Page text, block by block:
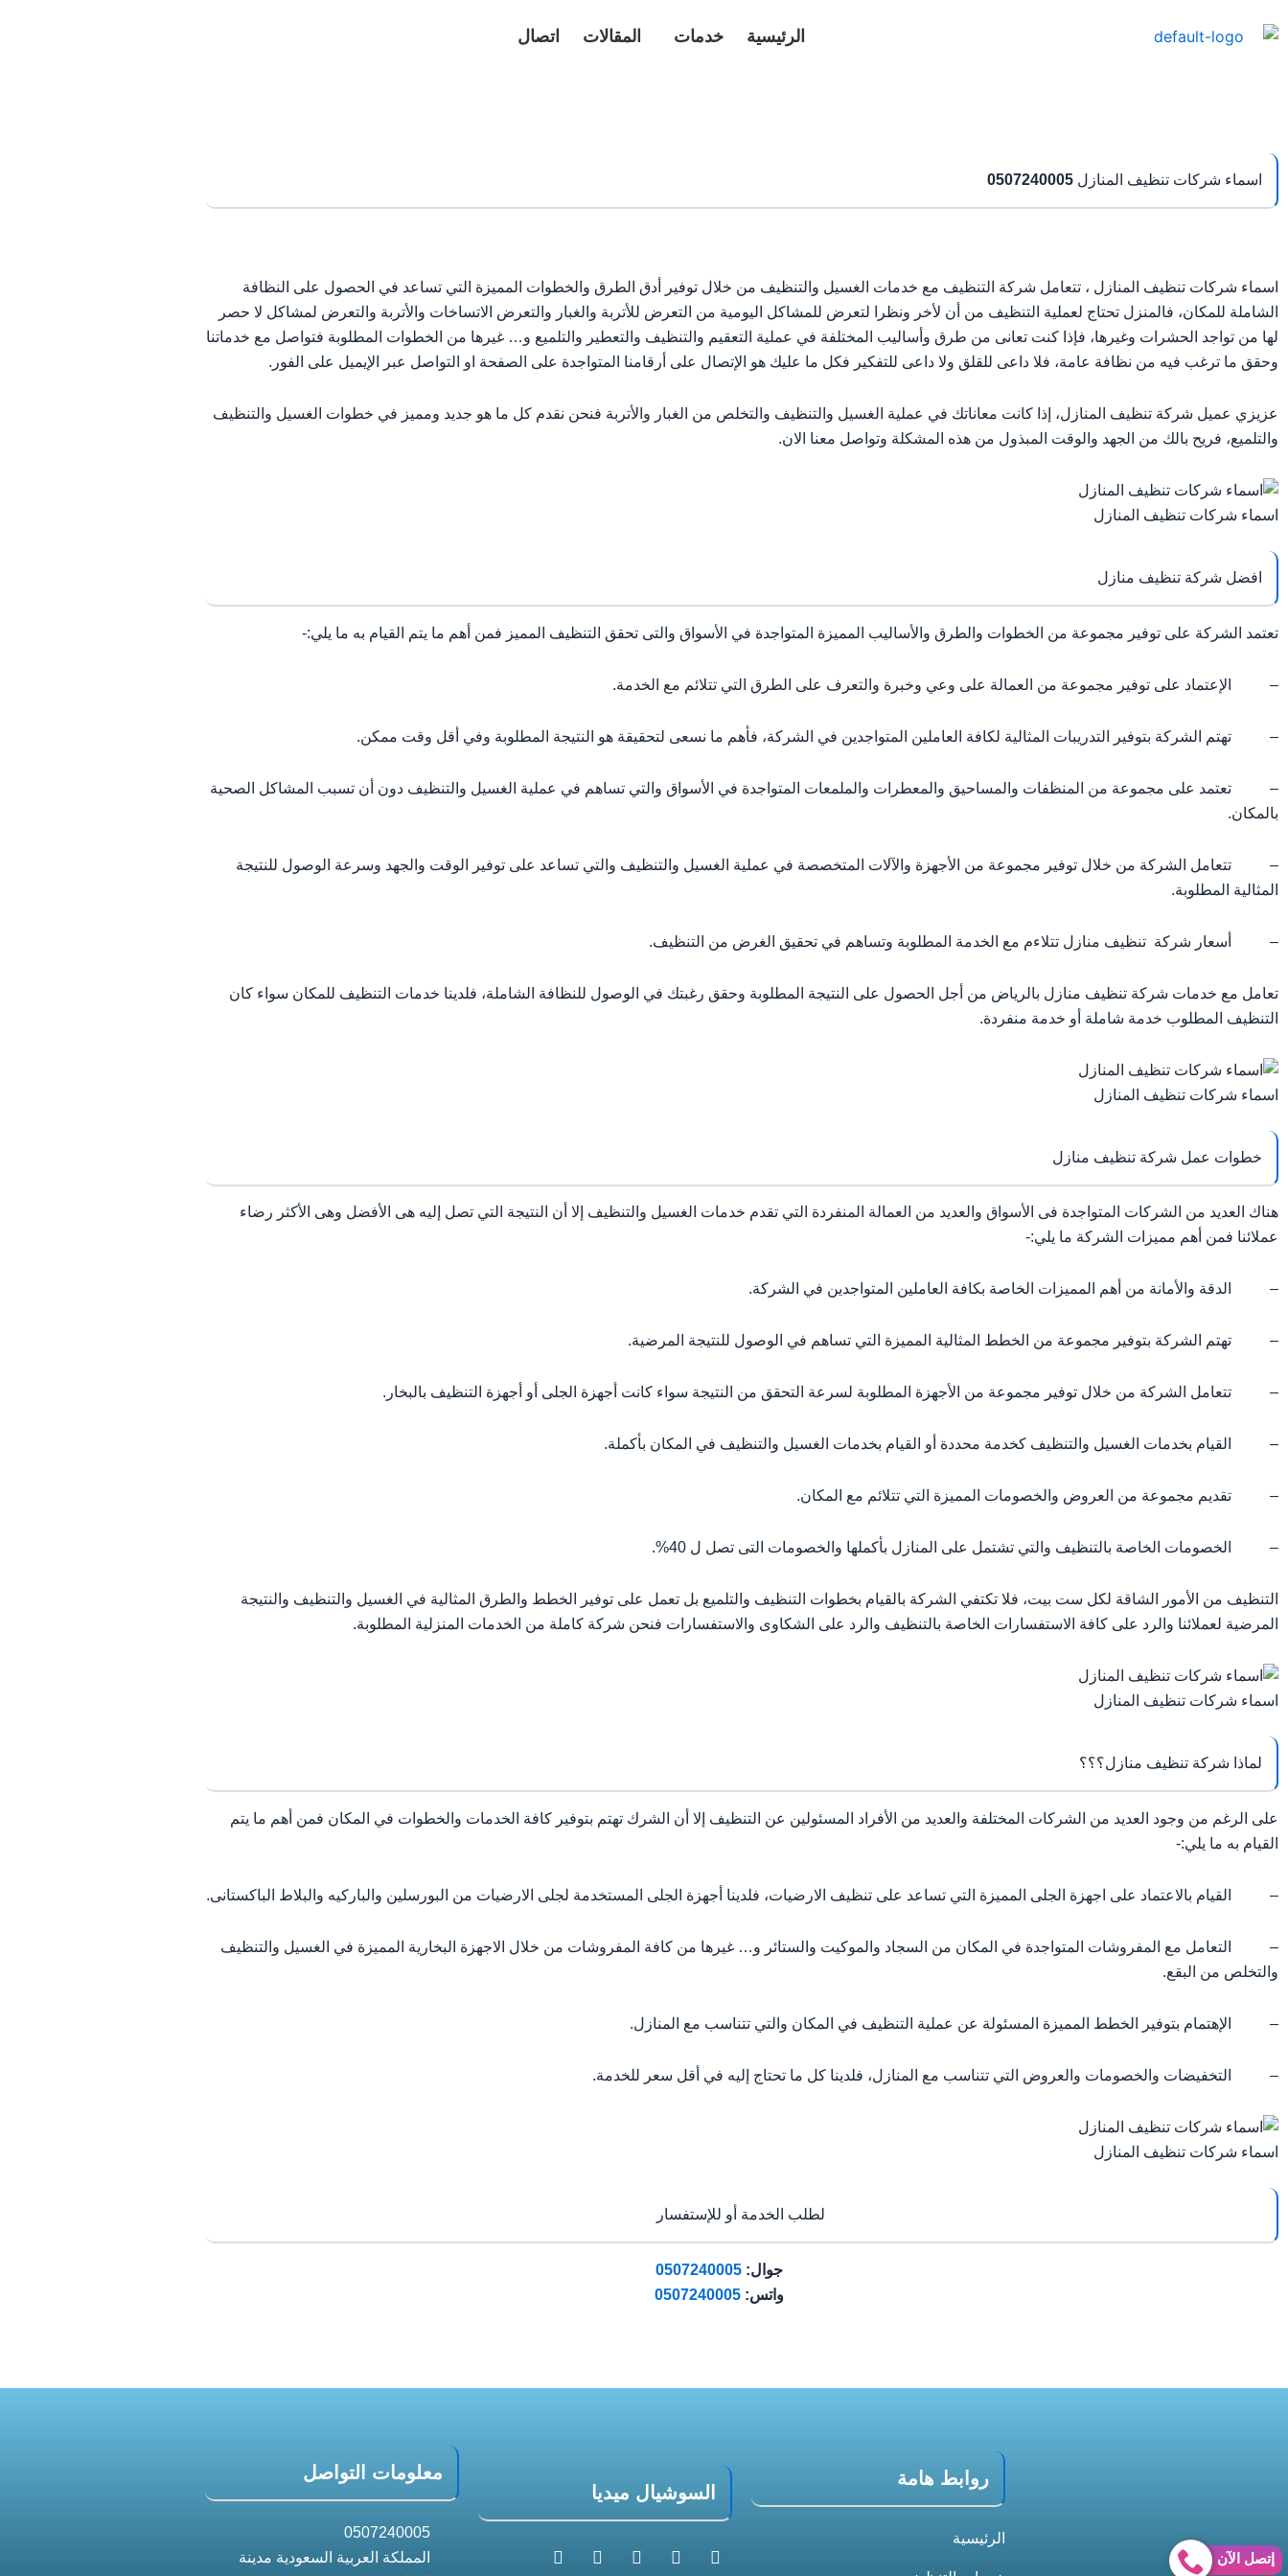
إلى
الرئيسية خدمات المقالات اتصال
اسماء شركات تنظيف المنازل 0507240005
اسماء شركات تنظيف المنازل ، تتعامل شركة التنظيف مع خدمات الغسيل والتنظيف من خلال توفير أدق الطرق والخطوات المميزة التي تساعد في الحصول على النظافة
الشاملة للمكان، فالمنزل تحتاج لعملية التنظيف من أن لأخر ونظرا لتعرض للمشاكل اليومية من التعرض للأتربة والغبار والتعرض الاتساخات والأتربة والتعرض لمشاكل لا حصر
لها من تواجد الحشرات وغيرها، فإذا كنت تعانى من طرق وأساليب المختلفة في عملية التعقيم والتنظيف والتعطير والتلميع و… غيرها من الخطوات المطلوبة فتواصل مع خدماتنا
وحقق ما ترغب فيه من نظافة عامة، فلا داعى للقلق ولا داعى للتفكير فكل ما عليك هو الإتصال على أرقامنا المتواجدة على الصفحة او التواصل عبر الإيميل على الفور.
عزيزي عميل شركة تنظيف المنازل، إذا كانت معاناتك في عملية الغسيل والتنظيف والتخلص من الغبار والأتربة فنحن نقدم كل ما هو جديد ومميز في خطوات الغسيل والتنظيف
والتلميع، فريح بالك من الجهد والوقت المبذول من هذه المشكلة وتواصل معنا الان.
اسماء شركات تنظيف المنازل
افضل شركة تنظيف منازل
تعتمد الشركة على توفير مجموعة من الخطوات والطرق والأساليب المميزة المتواجدة في الأسواق والتى تحقق التنظيف المميز فمن أهم ما يتم القيام به ما يلي:-
– الإعتماد على توفير مجموعة من العمالة على وعي وخبرة والتعرف على الطرق التي تتلائم مع الخدمة.
– تهتم الشركة بتوفير التدريبات المثالية لكافة العاملين المتواجدين في الشركة، فأهم ما نسعى لتحقيقة هو النتيجة المطلوبة وفي أقل وقت ممكن.
– تعتمد على مجموعة من المنظفات والمساحيق والمعطرات والملمعات المتواجدة في الأسواق والتي تساهم في عملية الغسيل والتنظيف دون أن تسبب المشاكل الصحية
بالمكان.
– تتعامل الشركة من خلال توفير مجموعة من الأجهزة والآلات المتخصصة في عملية الغسيل والتنظيف والتي تساعد على توفير الوقت والجهد وسرعة الوصول للنتيجة
المثالية المطلوبة.
– أسعار شركة تنظيف منازل تتلاءم مع الخدمة المطلوبة وتساهم في تحقيق الغرض من التنظيف.
تعامل مع خدمات شركة تنظيف منازل بالرياض من أجل الحصول على النتيجة المطلوبة وحقق رغبتك في الوصول للنظافة الشاملة، فلدينا خدمات التنظيف للمكان سواء كان
التنظيف المطلوب خدمة شاملة أو خدمة منفردة.
اسماء شركات تنظيف المنازل
خطوات عمل شركة تنظيف منازل
هناك العديد من الشركات المتواجدة فى الأسواق والعديد من العمالة المنفردة التي تقدم خدمات الغسيل والتنظيف إلا أن النتيجة التي تصل إليه هى الأفضل وهى الأكثر رضاء
عملائنا فمن أهم مميزات الشركة ما يلي:-
– الدقة والأمانة من أهم المميزات الخاصة بكافة العاملين المتواجدين في الشركة.
– تهتم الشركة بتوفير مجموعة من الخطط المثالية المميزة التي تساهم في الوصول للنتيجة المرضية.
– تتعامل الشركة من خلال توفير مجموعة من الأجهزة المطلوبة لسرعة التحقق من النتيجة سواء كانت أجهزة الجلى أو أجهزة التنظيف بالبخار.
– القيام بخدمات الغسيل والتنظيف كخدمة محددة أو القيام بخدمات الغسيل والتنظيف في المكان بأكملة.
– تقديم مجموعة من العروض والخصومات المميزة التي تتلائم مع المكان.
– الخصومات الخاصة بالتنظيف والتي تشتمل على المنازل بأكملها والخصومات التى تصل ل 40%.
التنظيف من الأمور الشاقة لكل ست بيت، فلا تكتفي الشركة بالقيام بخطوات التنظيف والتلميع بل تعمل على توفير الخطط والطرق المثالية في الغسيل والتنظيف والنتيجة
المرضية لعملائنا والرد على كافة الاستفسارات الخاصة بالتنظيف والرد على الشكاوى والاستفسارات فنحن شركة كاملة من الخدمات المنزلية المطلوبة.
اسماء شركات تنظيف المنازل
لماذا شركة تنظيف منازل؟؟؟
على الرغم من وجود العديد من الشركات المختلفة والعديد من الأفراد المسئولين عن التنظيف إلا أن الشرك تهتم بتوفير كافة الخدمات والخطوات في المكان فمن أهم ما يتم
القيام به ما يلي:-
– القيام بالاعتماد على اجهزة الجلى المميزة التي تساعد على تنظيف الارضيات، فلدينا أجهزة الجلى المستخدمة لجلى الارضيات من البورسلين والباركيه والبلاط الباكستانى.
– التعامل مع المفروشات المتواجدة في المكان من السجاد والموكيت والستائر و… غيرها من كافة المفروشات من خلال الاجهزة البخارية المميزة في الغسيل والتنظيف
والتخلص من البقع.
– الإهتمام بتوفير الخطط المميزة المسئولة عن عملية التنظيف في المكان والتي تتناسب مع المنازل.
– التخفيضات والخصومات والعروض التي تتناسب مع المنازل، فلدينا كل ما تحتاج إليه في أقل سعر للخدمة.
اسماء شركات تنظيف المنازل
لطلب الخدمة أو للإستفسار
جوال:0507240005
واتس:0507240005
روابط هامة
الرئيسية
السوشيال ميديا
F
a
I
n
T
i
X
-
S
n
معلومات التواصل
0507240005
المملكة العربية السعودية مدينة
إتصل الآن